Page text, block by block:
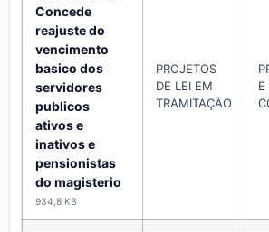
Concede
reajuste do
vencimento
basico dos
servidores
publicos
ativos e
inativos e
pensionistas
do magisterio
934,8 KB
PROJETOS
DE LEI EM
TRAMITAÇÃO
E